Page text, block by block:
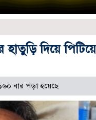
দিয়ে
বার পড়া হয়েছে